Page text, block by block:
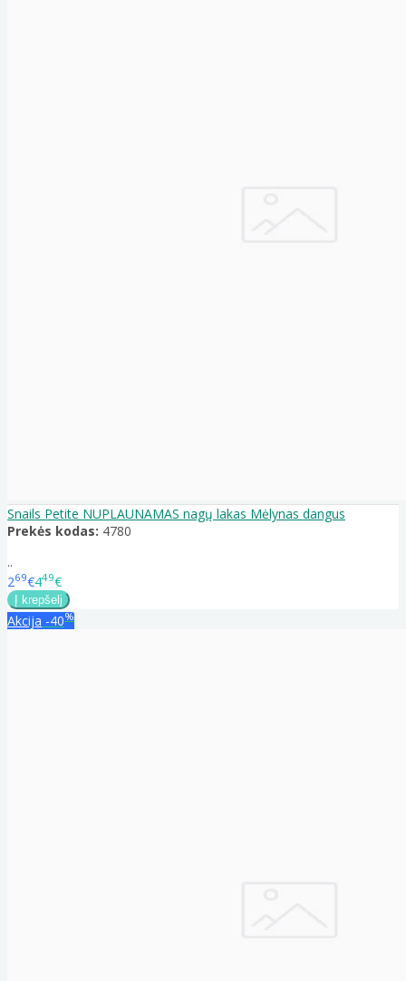
Snails Petite NUPLAUNAMAS nagų lakas Mėlynas dangus
Prekės kodas: 4780
..
269€449€
Akcija -40%